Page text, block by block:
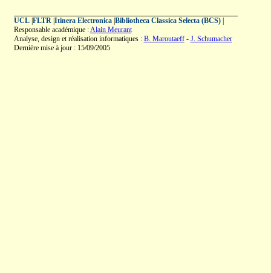
UCL| FLTR| Itinera Electronica| Bibliotheca Classica Selecta (BCS)|
Responsable académique :Alain Meurant
Analyse, design et réalisation informatiques : B. Maroutaeff- J. Schumacher
Dernière mise à jour : 15/09/2005